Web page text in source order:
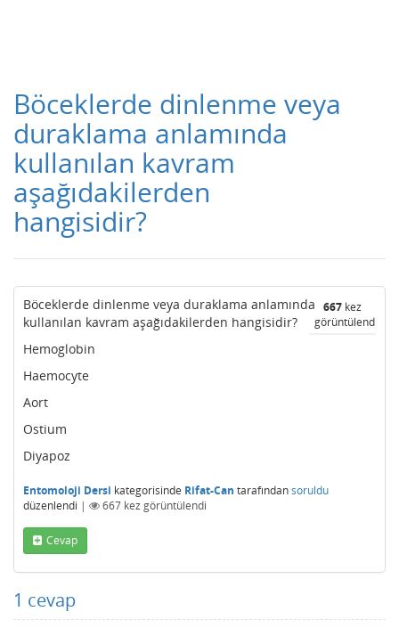
Böceklerde dinlenme veya
duraklama anlamında
kullanılan kavram
aşağıdakilerden
hangisidir?
667 kez
görüntülendi
Böceklerde dinlenme veya duraklama anlamında
kullanılan kavram aşağıdakilerden hangisidir?
Hemoglobin
Haemocyte
Aort
Ostium
Diyapoz
Entomoloji Dersi kategorisinde Rifat-Can tarafındansoruldu
düzenlendi | 667 kez görüntülendi
Cevap
1 cevap